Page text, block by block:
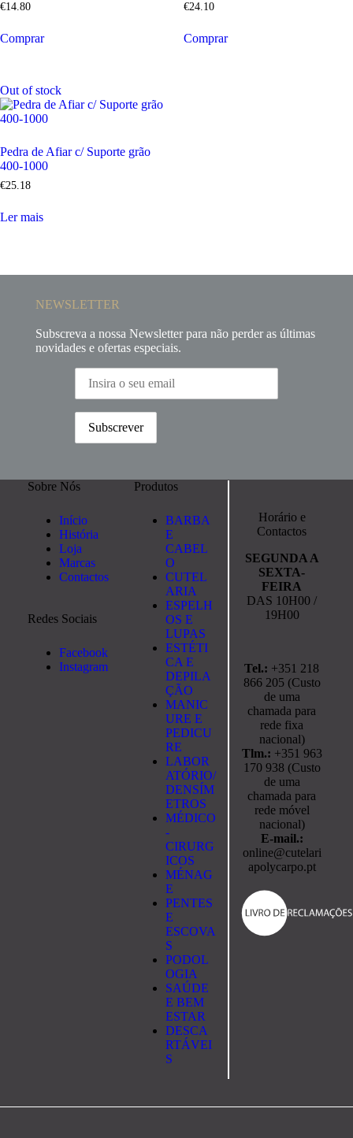
€14.80
Comprar
€24.10
Comprar
Out of stock
Pedra de Afiar c/ Suporte grão
400-1000
€25 18
Ler mais
NEWSLETTER
Subscreva a nossa Newsletter para não perder as últimas
novidades e ofertas especiais.
Sobre Nós
Início
História
Loja
Marcas
Contactos
Redes Sociais
Facebook
Instagram
Produtos
BARBA
E
CABEL
O
CUTEL
ARIA
ESPELH
OS E
LUPAS
ESTÉTI
CA E
DEPILA
ÇÃO
MANIC
URE E
PEDICU
RE
LABOR
ATÓRIO/
DENSÍM
ETROS
MÉDICO
-
CIRURG
ICOS
MÉNAG
E
PENTES
E
ESCOVA
S
PODOL
OGIA
SAÚDE
E BEM
ESTAR
DESCA
RTÁVEI
S
Horário e
Contactos
SEGUNDA A
SEXTA-
FEIRA
DAS 10H00 /
19H00
Tel.: +351 218
866 205 (Custo
de uma
chamada para
rede fixa
nacional)
Tlm.: +351 963
170 938 (Custo
de uma
chamada para
rede móvel
nacional)
E-mail.:
online@cutelari
apolycarpo.pt